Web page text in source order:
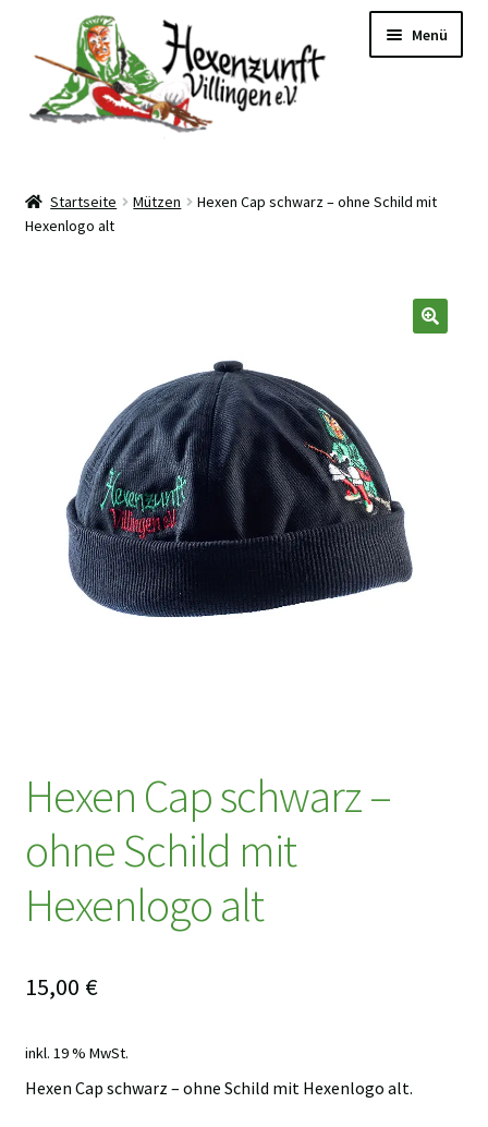
Navigation
springen
Inhalt
springen
Menü
Kundenkonto
Startseite Mützen
Hexen Cap schwarz – ohne Schild mit
Hexenlogo alt
Hexen Cap schwarz –
ohne Schild mit
Hexenlogo alt
15,00 €
inkl. 19 % MwSt.
Hexen Cap schwarz – ohne Schild mit Hexenlogo alt.